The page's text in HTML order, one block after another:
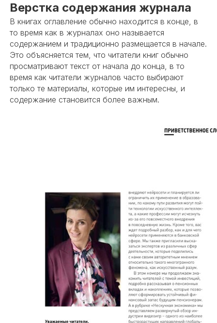
Верстка содержания журнала
В книгах оглавление обычно находится в конце, в
то время как в журналах оно называется
содержанием и традиционно размещается в начале.
Это объясняется тем, что читатели книг обычно
просматривают текст от начала до конца, в то
время как читатели журналов часто выбирают
только те материалы, которые им интересны, и
содержание становится более важным.